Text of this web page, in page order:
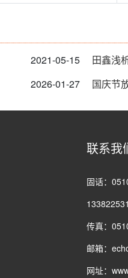
2021-05-15 田鑫浅
2026-01-27 国庆节
联系我
固话：
传真：
邮箱：
网址：